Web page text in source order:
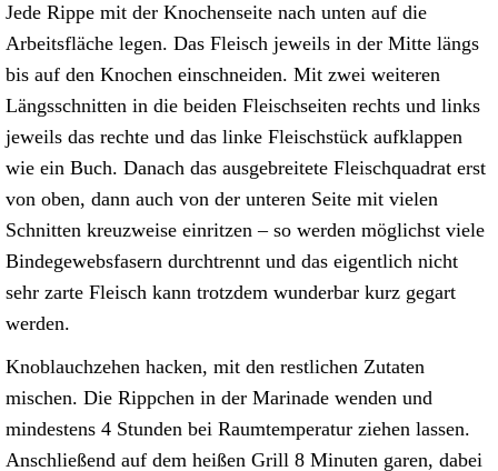
Jede Rippe mit der Knochenseite nach unten auf die
Arbeitsfläche legen. Das Fleisch jeweils in der Mitte längs
bis auf den Knochen einschneiden. Mit zwei weiteren
Längsschnitten in die beiden Fleischseiten rechts und links
jeweils das rechte und das linke Fleischstück aufklappen
wie ein Buch. Danach das ausgebreitete Fleischquadrat erst
von oben, dann auch von der unteren Seite mit vielen
Schnitten kreuzweise einritzen – so werden möglichst viele
Bindegewebsfasern durchtrennt und das eigentlich nicht
sehr zarte Fleisch kann trotzdem wunderbar kurz gegart
werden.
Knoblauchzehen hacken, mit den restlichen Zutaten
mischen. Die Rippchen in der Marinade wenden und
mindestens 4 Stunden bei Raumtemperatur ziehen lassen.
Anschließend auf dem heißen Grill 8 Minuten garen, dabei